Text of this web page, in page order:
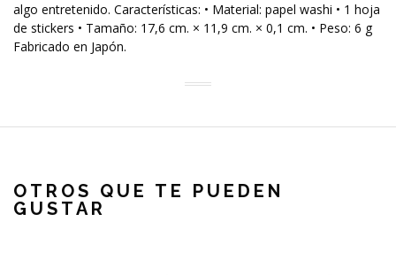
algo entretenido. Características: • Material: papel washi • 1 hoja
de stickers • Tamaño: 17,6 cm. × 11,9 cm. × 0,1 cm. • Peso: 6 g
Fabricado en Japón.
OTROS QUE TE PUEDEN
GUSTAR